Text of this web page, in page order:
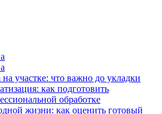
участке: что важно до укладки
как подготовить
обработке
жизни: как оценить готовый